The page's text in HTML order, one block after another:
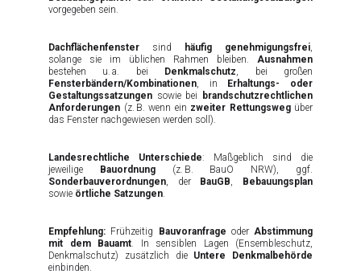
vorgegeben sein.
Dachflächenfenster sind häufig genehmigungsfrei,
solange sie im üblichen Rahmen bleiben. Ausnahmen
bestehen u. a. bei
Denkmalschutz, bei großen
Fensterbändern/Kombinationen, in
Erhaltungs- oder
Gestaltungssatzungen sowie bei
brandschutzrechtlichen
Anforderungen (z. B. wenn ein zweiter Rettungswegüber
das Fenster nachgewiesen werden soll).
Landesrechtliche Unterschiede: Maßgeblich sind die
jeweilige
Bauordnung(z. B. BauO NRW), ggf.
Sonderbauverordnungen, der BauGB,
Bebauungsplan
sowie örtliche Satzungen.
Empfehlung: Frühzeitig Bauvoranfrage oder Abstimmung
mit dem Bauamt. In sensiblen Lagen (Ensembleschutz,
Denkmalschutz) zusätzlich die Untere Denkmalbehörde
einbinden.